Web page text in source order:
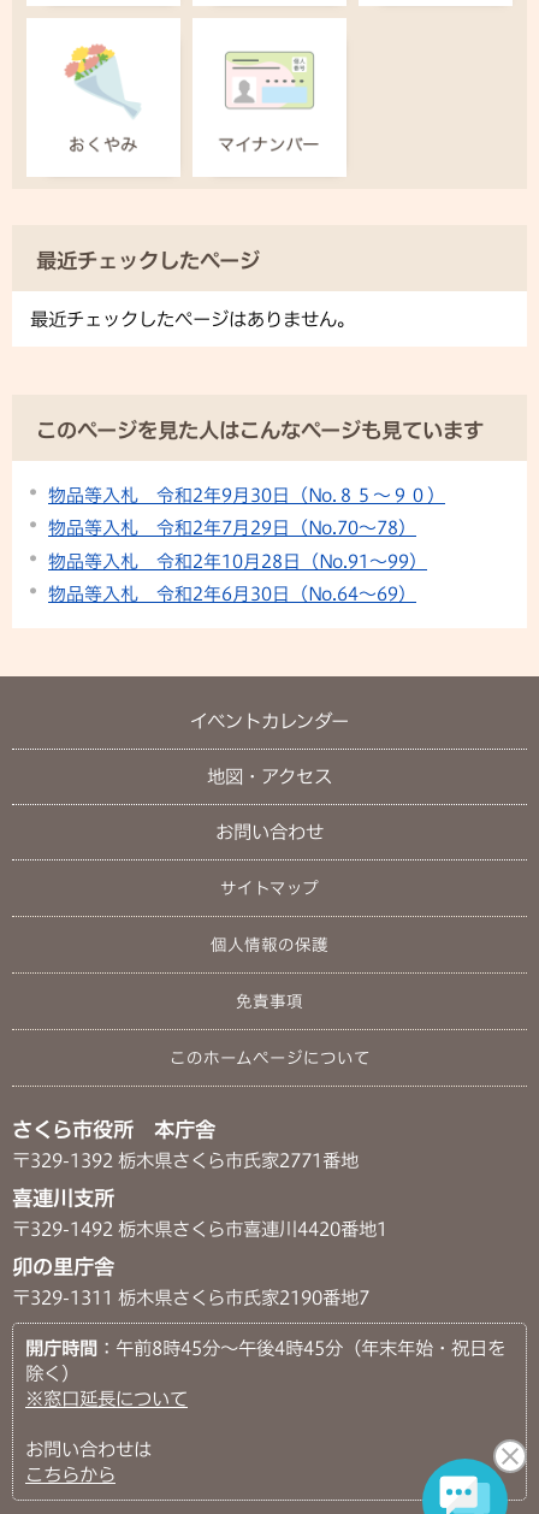
最近チェックしたページ
最近チェックしたページはありません。
このページを見た人はこんなページも見ています
物品等入札 令和2年9月30日（No.８５～９０）
物品等入札 令和2年7月29日（No.70～78）
物品等入札 令和2年10月28日（No.91～99）
物品等入札 令和2年6月30日（No.64～69）
イベントカレンダー
地図・アクセス
お問い合わせ
サイトマップ
個人情報の保護
免責事項
このホームページについて
さくら市役所 本庁舎
〒329-1392 栃木県さくら市氏家2771番地
喜連川支所
〒329-1492 栃木県さくら市喜連川4420番地1
卯の里庁舎
〒329-1311 栃木県さくら市氏家2190番地7
開庁時間 ：午前8時45分～午後4時45分（年末年始・祝日を
除く）
※窓口延長について
お問い合わせは
こちらから